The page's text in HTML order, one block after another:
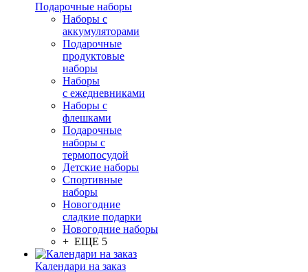
Подарочные наборы
Наборы с
аккумуляторами
Подарочные
продуктовые
наборы
Наборы
с ежедневниками
Наборы с
флешками
Подарочные
наборы с
термопосудой
Детские наборы
Спортивные
наборы
Новогодние
сладкие подарки
Новогодние наборы
+ ЕЩЕ 5
Календари на заказ